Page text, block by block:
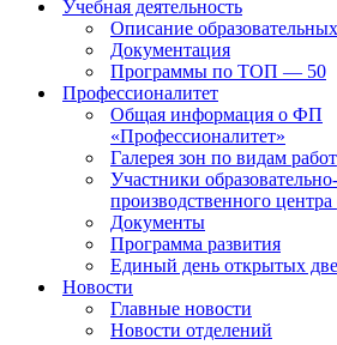
Учебная деятельность
Описание
Документация
Программы по ТОП — 50
Профессионалитет
Общая информация о ФП
«Профессионалитет»
Галерея зон по видам работ
Участники образовательно-
производственного центра
Документы
Программа развития
Единый день открытых
Новости
Главные новости
Новости отделений